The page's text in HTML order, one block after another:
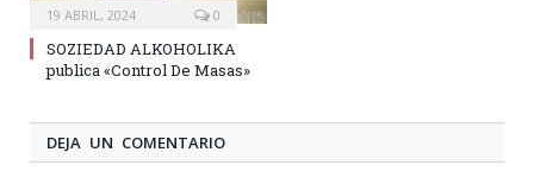
19 ABRIL, 2024 0
SOZIEDAD ALKOHOLIKA
publica «Control De Masas»
DEJA UN COMENTARIO